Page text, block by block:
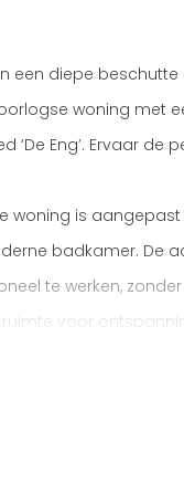
een diepe
woning met
Eng’. Ervaar de
woning is
badkamer. De
te werken,
voor